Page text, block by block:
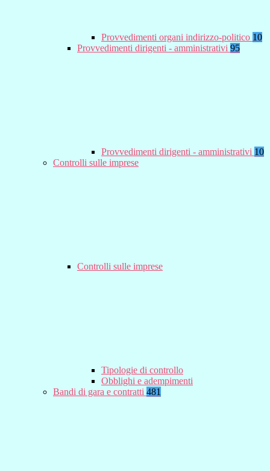
Provvedimenti organi indirizzo-politico 10
Provvedimenti dirigenti - amministrativi 95
Provvedimenti dirigenti - amministrativi 10
Controlli sulle imprese
Controlli sulle imprese
Tipologie di controllo
Obblighi e adempimenti
Bandi di gara e contratti 481